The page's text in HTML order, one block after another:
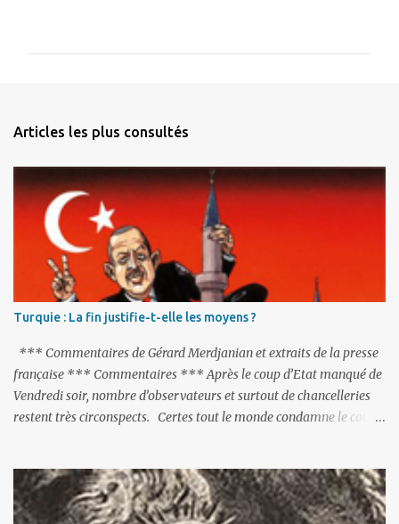
n
i
Articles les plus consultés
Turquie : La fin justifie-t-elle les moyens ?
*** Commentaires de Gérard Merdjanian et extraits de la presse
française *** Commentaires *** Après le coup d’Etat manqué de
Vendredi soir, nombre d’observateurs et surtout de chancelleries
restent très circonspects. Certes tout le monde condamne le coup
actions menées par le président Erdoğan, et pour certains sur la
réalisation du putsch lui-même.